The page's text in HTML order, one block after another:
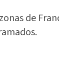
de